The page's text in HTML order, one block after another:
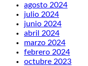
agosto 2024
julio 2024
junio 2024
abril 2024
marzo 2024
febrero 2024
octubre 2023